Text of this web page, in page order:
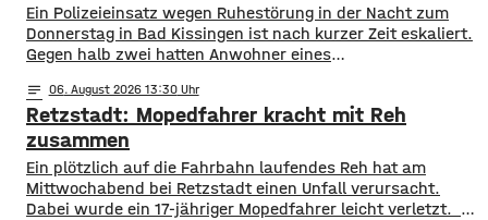
Ein Polizeieinsatz wegen Ruhestörung in der Nacht zum
Donnerstag in Bad Kissingen ist nach kurzer Zeit eskaliert.
Gegen halb zwei hatten Anwohner eines
Wohnung laute Stimmen zu hören waren. N achdem die
Beamten vergeblich versucht hatten mit den Ruhestörern
in Kontakt zu treten, nahmen sie eine Anzeige auf.
notes 06. August 2026 13:30
Retzstadt: Mopedfahrer kracht mit Reh
zusammen
​​Ein plötzlich auf die Fahrbahn laufendes Reh hat am
Mittwochabend bei Retzstadt einen Unfall verursacht.
Dabei wurde ein 17-jähriger Mopedfahrer leicht verletzt. ​